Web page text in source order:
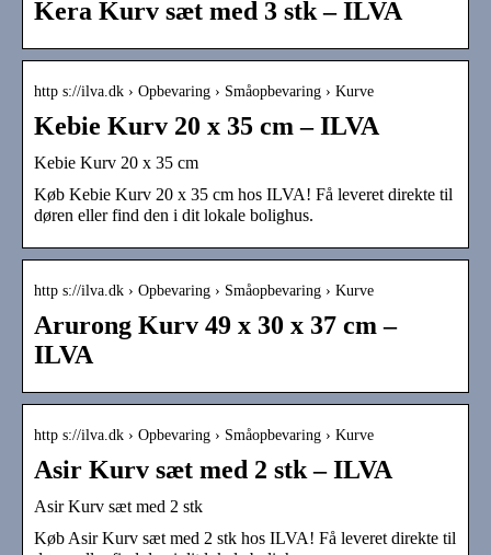
Kera Kurv sæt med 3 stk – ILVA
http s://ilva.dk › Opbevaring › Småopbevaring › Kurve
Kebie Kurv 20 x 35 cm – ILVA
Kebie Kurv 20 x 35 cm
Køb Kebie Kurv 20 x 35 cm hos ILVA! Få leveret direkte til
døren eller find den i dit lokale bolighus.
http s://ilva.dk › Opbevaring › Småopbevaring › Kurve
Arurong Kurv 49 x 30 x 37 cm –
ILVA
http s://ilva.dk › Opbevaring › Småopbevaring › Kurve
Asir Kurv sæt med 2 stk – ILVA
Asir Kurv sæt med 2 stk
Køb Asir Kurv sæt med 2 stk hos ILVA! Få leveret direkte til